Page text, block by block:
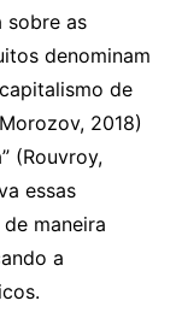
sobre as
denominam
de
2018)
(Rouvroy,
essas
maneira
a